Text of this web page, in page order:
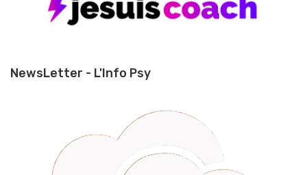
NewsLetter - L'Info Psy